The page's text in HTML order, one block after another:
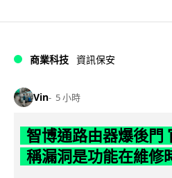
商業科技 資訊保安
Vin 5 小時
智博通路由器爆後門
稱漏洞是功能在維修